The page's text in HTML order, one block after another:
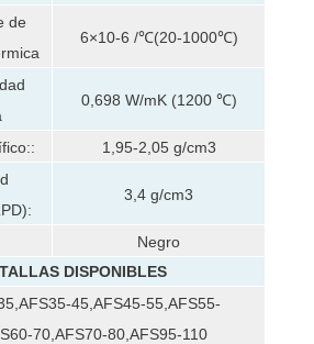
de
6×10-6 /℃(20-1000℃)
0,698 W/mK (1200 ℃)
1,95-2,05 g/cm3
3,4 g/cm3
Negro
TALLAS DISPONIBLES
45,AFS45-55,AFS55-
70,AFS70-80,AFS95-110